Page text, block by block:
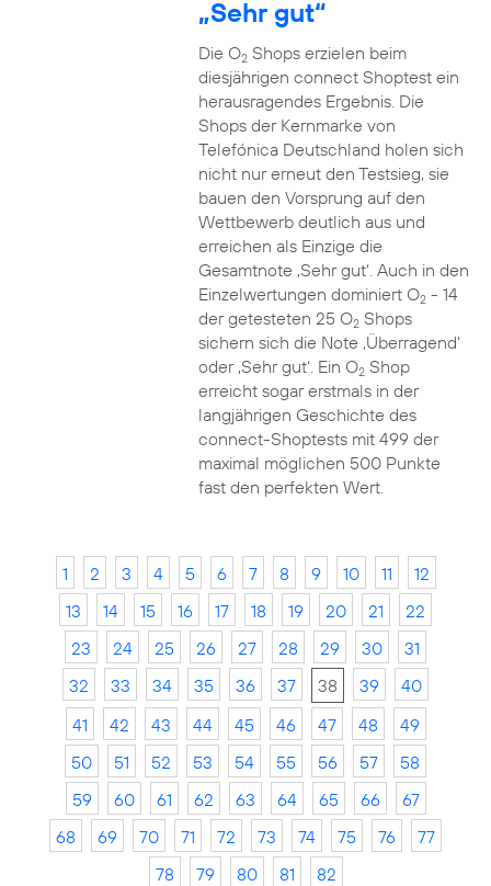
„Sehr gut“
Die O2Shops erzielen beim
diesjährigen connect Shoptest ein
herausragendes Ergebnis. Die
Shops der Kernmarke von
Telefónica Deutschland holen sich
nicht nur erneut den Testsieg, sie
bauen den Vorsprung auf den
Wettbewerb deutlich aus und
erreichen als Einzige die
Gesamtnote ‚Sehr gut‘. Auch in den
Einzelwertungen dominiert O2- 14
der getesteten 25 O2Shops
sichern sich die Note ‚Überragend‘
oder ‚Sehr gut‘. Ein O2Shop
erreicht sogar erstmals in der
langjährigen Geschichte des
connect-Shoptests mit 499 der
maximal möglichen 500 Punkte
fast den perfekten Wert.
1 2 3 4 5 6 7 8 9 10 11
12
13
14 15 16 17 18 19 20 21
22
23
24 25 26 27 28 29 30
31
32
33 34 35 36 37 38 39
40
41
42 43 44 45 46 47 48
49
50
51 52 53 54 55 56 57
58
59
60 61 62 63 64 65 66
67
68
69 70 71 72 73 74 75 76
77
78
79 80 81 82